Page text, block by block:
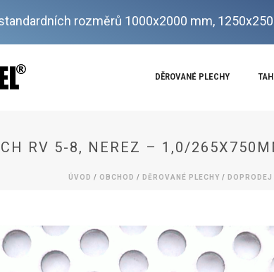
standardních rozměrů 1000x2000 mm,
DĚROVANÉ PLECHY
RV 5-8, NEREZ – 1,0/
ÚVOD / OBCHOD / DĚROVANÉ PLECHY /